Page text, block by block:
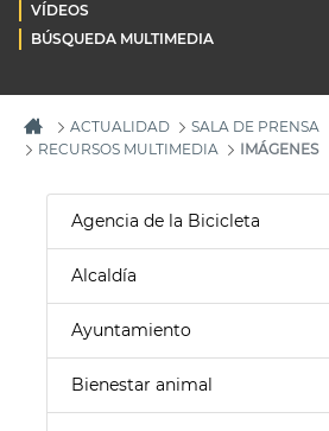
VÍDEOS
BÚSQUEDA MULTIMEDIA
ACTUALIDAD
SALA DE PRENSA
RECURSOS MULTIMEDIA
IMÁGENES
Agencia de la Bicicleta
Alcaldía
Ayuntamiento
Bienestar animal